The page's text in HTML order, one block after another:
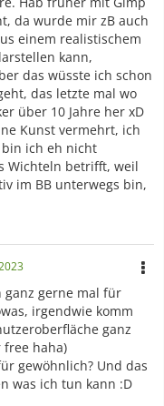
da wurde mir zB auch
einem realistischem
kann,
das wüsste ich schon
das letzte mal wo
über 10 Jahre her xD
Kunst vermehrt, ich
bin ich eh nicht
Wichteln betrifft, weil
im BB unterwegs bin,
ganz gerne mal für
irgendwie komm
ganz
free haha)
gewöhnlich? Und das
was ich tun kann :D